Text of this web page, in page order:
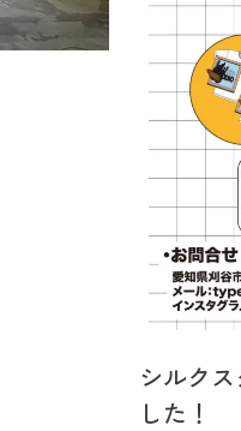
シルク
した！